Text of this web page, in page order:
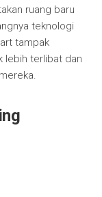
ruang baru
teknologi
tampak
lebih terlibat dan